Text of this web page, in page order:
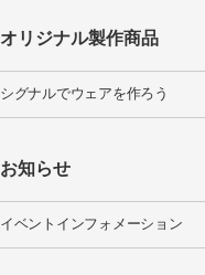
オリジナル製作商品
シグナルでウェアを作ろう
お知らせ
イベントインフォメーション